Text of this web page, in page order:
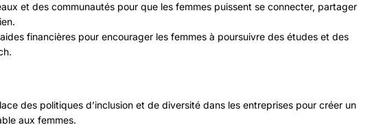
et des communautés pour que les femmes puissent se connecter, partager
financières pour encourager les femmes à poursuivre des études et des
des politiques d’inclusion et de diversité dans les entreprises pour créer un
aux femmes.